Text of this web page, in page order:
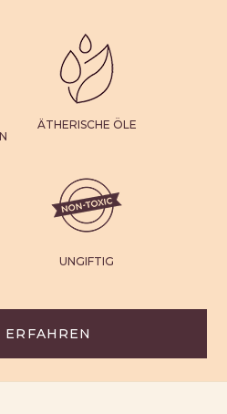
ÄTHERISCHE ÖLE
UNGIFTIG
ERFAHREN